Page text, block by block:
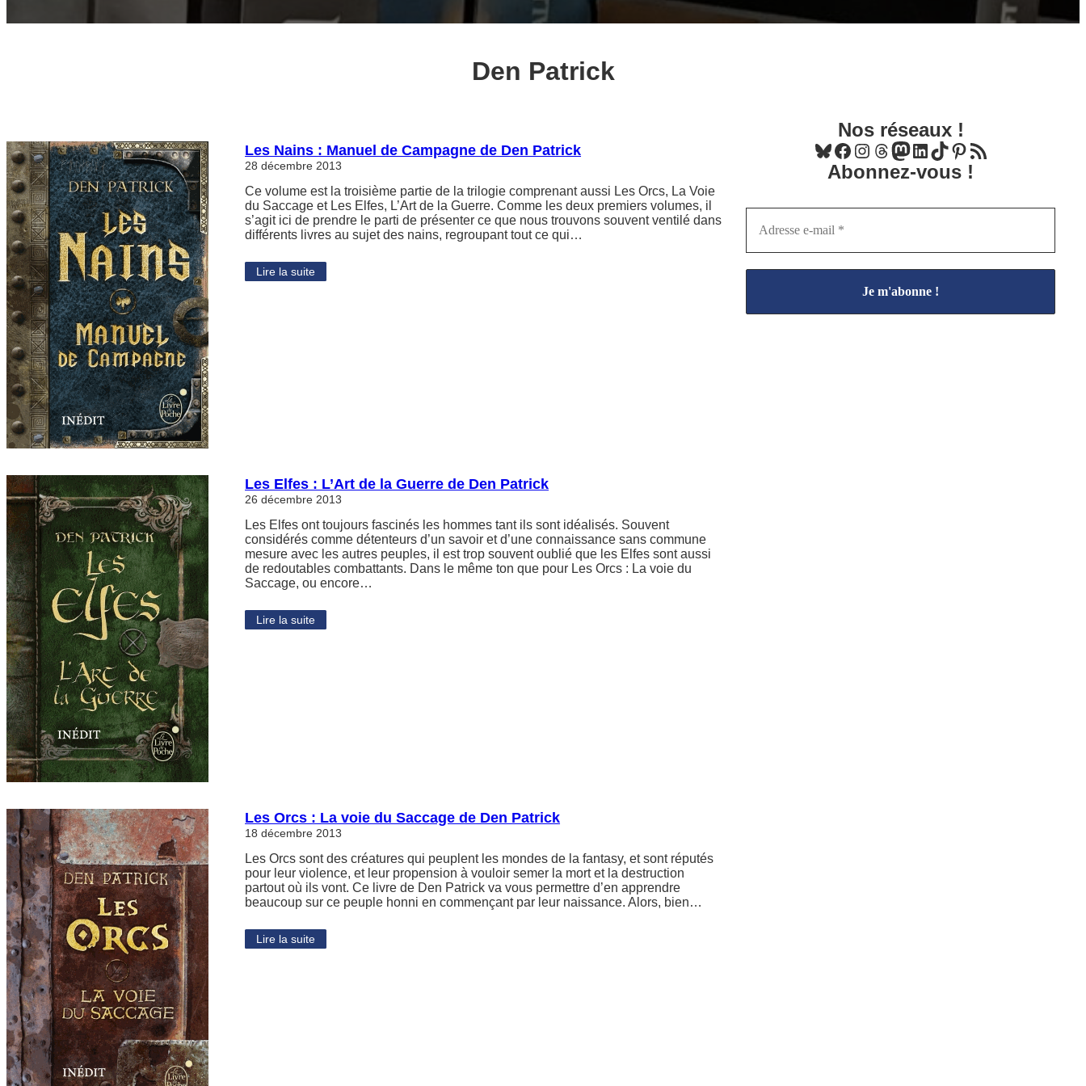
Den Patrick
Les Nains : Manuel de Campagne de Den Patrick
28 décembre 2013
Ce volume est la troisième partie de la trilogie comprenant aussi Les Orcs, La Voie
du Saccage et Les Elfes, L’Art de la Guerre. Comme les deux premiers volumes, il
s’agit ici de prendre le parti de présenter ce que nous trouvons souvent ventilé dans
différents livres au sujet des nains, regroupant tout ce qui…
Lire la suite
Les Elfes : L’Art de la Guerre de Den Patrick
26 décembre 2013
Les Elfes ont toujours fascinés les hommes tant ils sont idéalisés. Souvent
considérés comme détenteurs d’un savoir et d’une connaissance sans commune
mesure avec les autres peuples, il est trop souvent oublié que les Elfes sont aussi
de redoutables combattants. Dans le même ton que pour Les Orcs : La voie du
Saccage, ou encore…
Lire la suite
Les Orcs : La voie du Saccage de Den Patrick
18 décembre 2013
Les Orcs sont des créatures qui peuplent les mondes de la fantasy, et sont réputés
pour leur violence, et leur propension à vouloir semer la mort et la destruction
partout où ils vont. Ce livre de Den Patrick va vous permettre d’en apprendre
beaucoup sur ce peuple honni en commençant par leur naissance. Alors, bien…
Lire la suite
Nos réseaux !
Bluesky Facebook Instagram Threads Mastodon LinkedIn TikTok Pinterest
Flux RSS
Abonnez-vous !